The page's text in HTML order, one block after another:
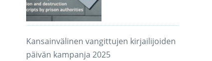
Kansainvälinen vangittujen kirjailijoiden
päivän kampanja 2025